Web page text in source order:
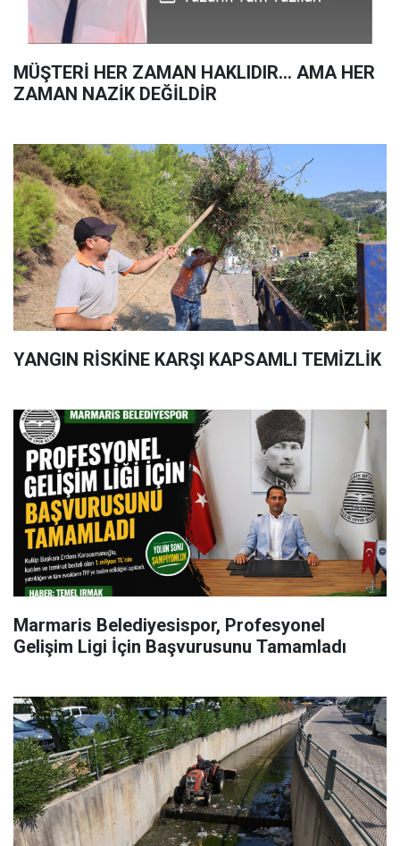
MÜŞTERİ HER ZAMAN HAKLIDIR… AMA HER
ZAMAN NAZİK DEĞİLDİR
YANGIN RİSKİNE KARŞI KAPSAMLI TEMİZLİK
Marmaris Belediyesispor, Profesyonel
Gelişim Ligi İçin Başvurusunu Tamamladı